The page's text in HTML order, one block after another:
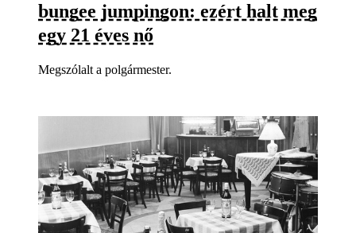
bungee jumpingon: ezért halt meg
egy 21 éves nő
Megszólalt a polgármester.